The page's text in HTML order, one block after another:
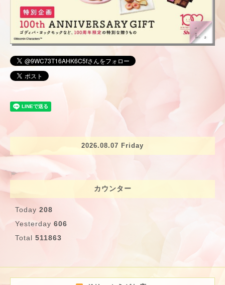
2026.08.07 Friday
カウンター
Today 208
Yesterday 606
Total 511863